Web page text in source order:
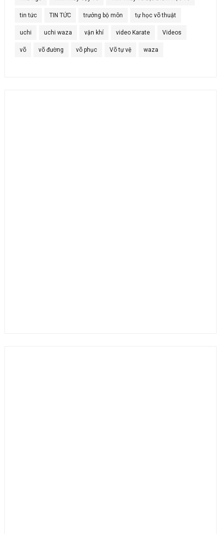
tin tức TIN TỨC trưởng bộ môn tự học võ thuật
uchi uchi waza vận khí video Karate Videos
võ võ đường võ phục Võ tự vệ waza